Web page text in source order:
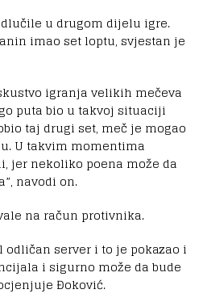
u drugom dijelu igre.
imao set loptu, svjestan je
igranja velikih mečeva
puta bio u takvoj situaciji
taj drugi set, meč je mogao
U takvim momentima
jer nekoliko poena može da
navodi on.
na račun protivnika.
odličan server i to je pokazao i
i sigurno može da bude
Đoković.